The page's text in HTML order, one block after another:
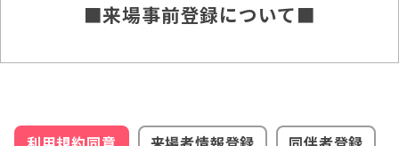
■来場事前登録について■